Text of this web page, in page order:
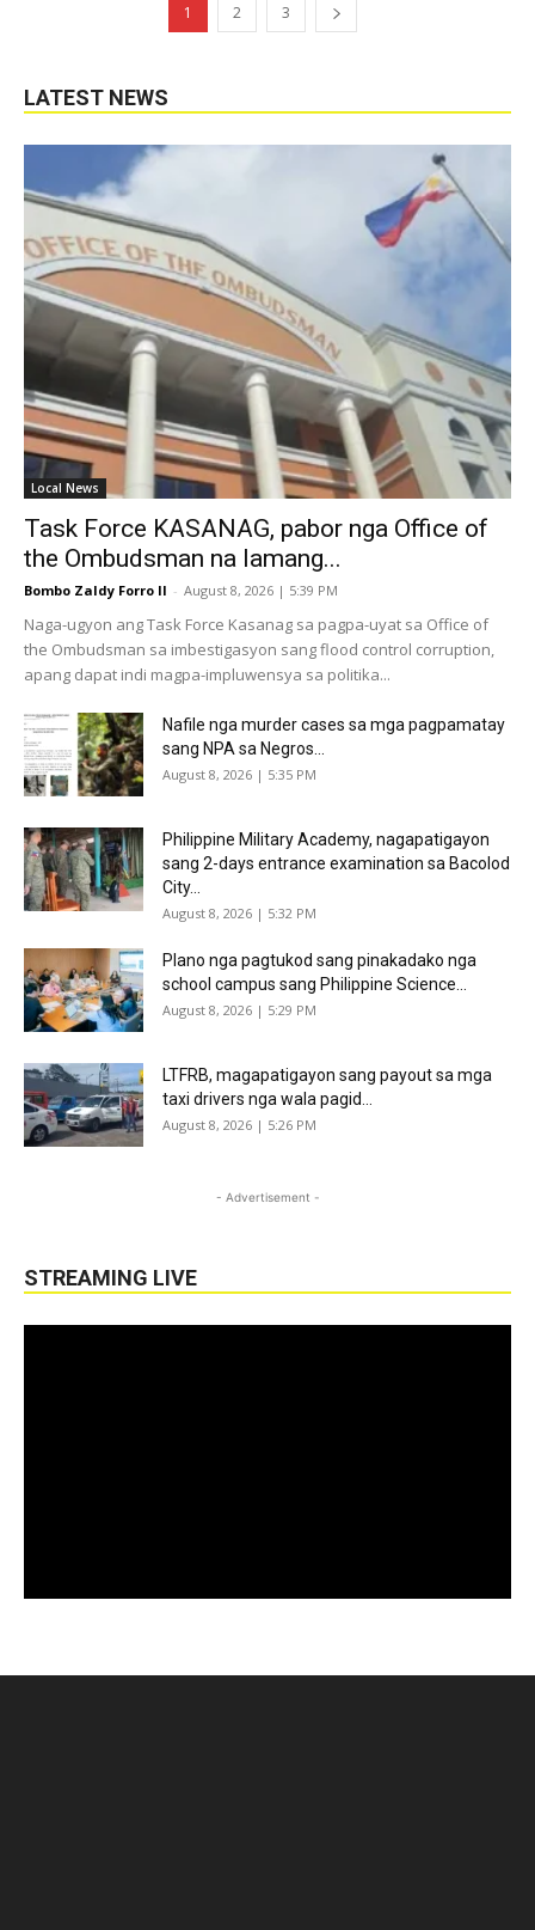
1 2 3
LATEST NEWS
Local News
Task Force KASANAG, pabor nga Office of
the Ombudsman na lamang...
Bombo Zaldy Forro II - August 8, 2026 | 5:39 PM
Naga-ugyon ang Task Force Kasanag sa pagpa-uyat sa Office of
the Ombudsman sa imbestigasyon sang flood control corruption,
apang dapat indi magpa-impluwensya sa politika...
Nafile nga murder cases sa mga pagpamatay
sang NPA sa Negros...
August 8, 2026 | 5:35 PM
Philippine Military Academy, nagapatigayon
sang 2-days entrance examination sa Bacolod
City...
August 8, 2026 | 5:32 PM
Plano nga pagtukod sang pinakadako nga
school campus sang Philippine Science...
August 8, 2026 | 5:29 PM
LTFRB, magapatigayon sang payout sa mga
taxi drivers nga wala pagid...
August 8, 2026 | 5:26 PM
- Advertisement -
STREAMING LIVE